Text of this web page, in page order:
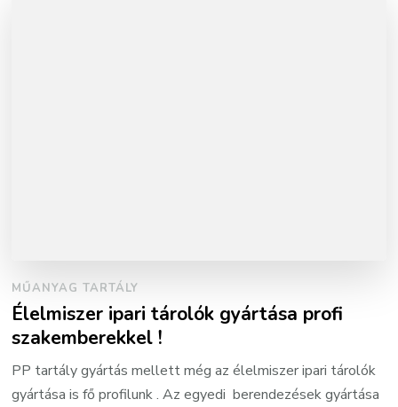
MŰANYAG TARTÁLY
Élelmiszer ipari tárolók gyártása profi
szakemberekkel !
PP tartály gyártás mellett még az élelmiszer ipari tárolók
gyártása is fő profilunk . Az egyedi berendezések gyártása